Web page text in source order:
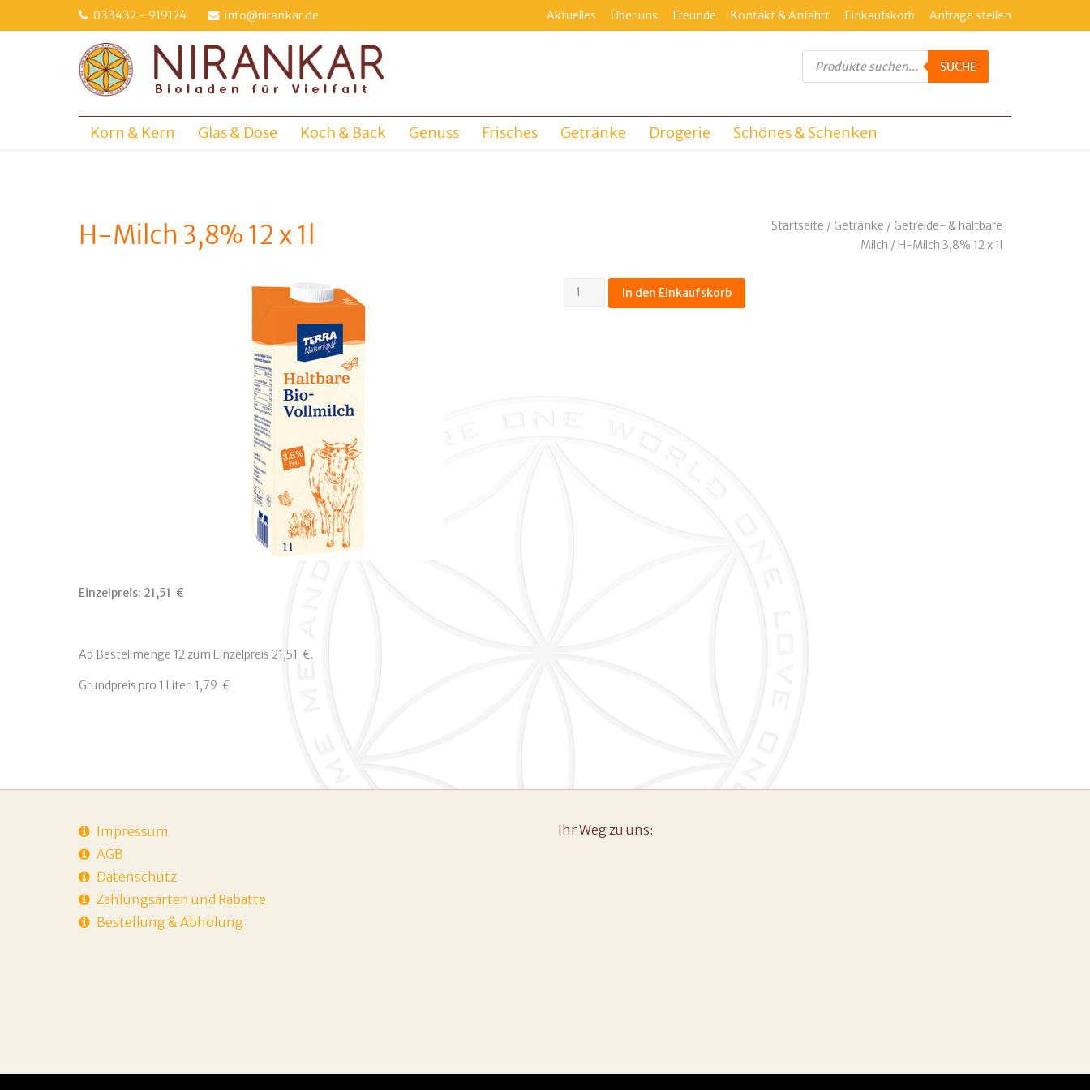
zum
033432 - 919124 info@nirankar.de Aktuelles Über uns Freunde Kontakt & Anfahrt Einkaufskorb Anfrage stellen
Products
search SUCHE
Korn & Kern Glas & Dose Koch & Back Genuss Frisches Getränke Drogerie Schönes & Schenken
H-Milch 3,8% 12 x 1l Startseite / Getränke / Getreide- & haltbare
Milch / H-Milch 3,8% 12 x 1l
H-
In den Einkaufskorb
Einzelpreis: 21,51  €
Ab Bestellmenge 12 zum Einzelpreis 21,51  €.
Grundpreis pro 1 Liter: 1,79  €
Impressum
AGB
Datenschutz
Zahlungsarten und Rabatte
Bestellung & Abholung
Ihr Weg zu uns: